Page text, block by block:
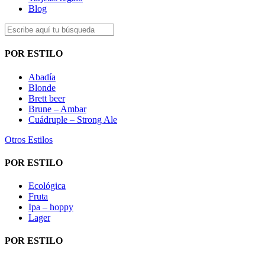
Blog
POR ESTILO
Abadía
Blonde
Brett beer
Brune – Ambar
Cuádruple – Strong Ale
Otros Estilos
POR ESTILO
Ecológica
Fruta
Ipa – hoppy
Lager
POR ESTILO